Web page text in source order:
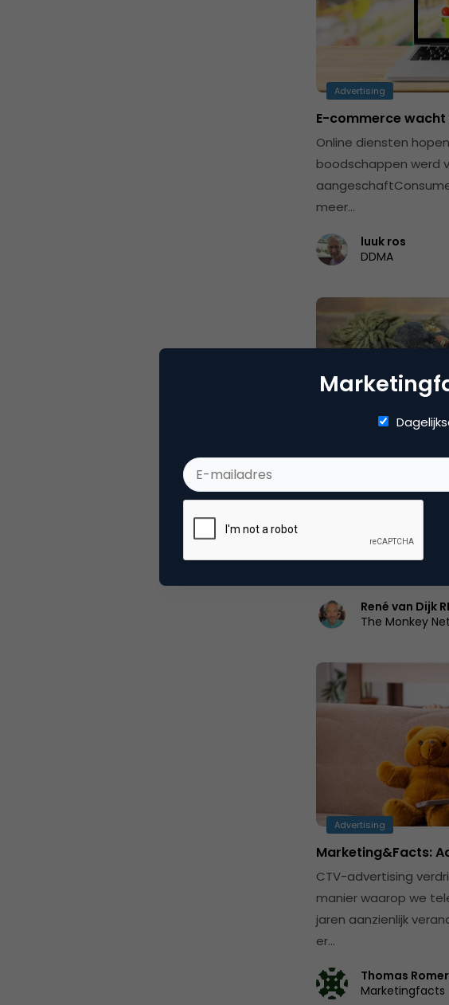
Advertising
E-commerce
Online diensten
boodschappen werd
meer…
luuk ros
DDMA
CRM, Loyalty & CX
De vloek van Apple
René van Dijk
The Monkey
Advertising
Marketing&Facts:
CTV-advertising
manier waarop we
jaren aanzienlijk
er…
Thomas
Marketingfacts